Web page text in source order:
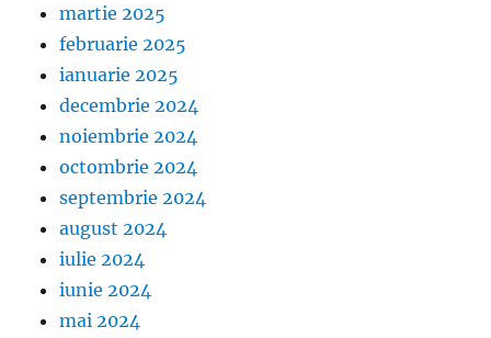
martie 2025
februarie 2025
ianuarie 2025
decembrie 2024
noiembrie 2024
octombrie 2024
septembrie 2024
august 2024
iulie 2024
iunie 2024
mai 2024